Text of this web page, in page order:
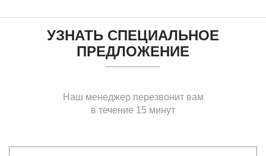
УЗНАТЬ СПЕЦИАЛЬНОЕ
ПРЕДЛОЖЕНИЕ
Наш менеджер перезвонит вам
в течение 15 минут